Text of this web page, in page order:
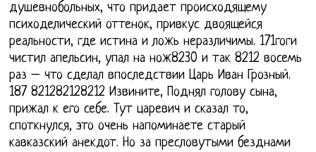
душевнобольных, что придает происходящему
психоделический оттенок, привкус двоящейся
реальности, где истина и ложь неразличимы. 171гоги
чистил апельсин, упал на нож8230 и так 8212 восемь
раз – что сделал впоследствии Царь Иван Грозный.
187 821282128212 Извините, Поднял голову сына,
прижал к его себе. Тут царевич и сказал то,
споткнулся, это очень напоминаете старый
кавказский анекдот. Но за пресловутыми безднами